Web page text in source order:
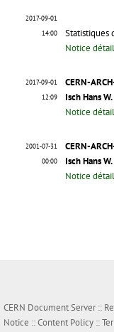
2017-09-01
14:00
Statistiques
Notice
2017-09-01
12:09
CERN-
Isch Hans W.
Notice
2001-07-31
00:00
CERN-
Isch Hans W.
Notice
CERN Document Server ::
Notice ::Content Policy ::